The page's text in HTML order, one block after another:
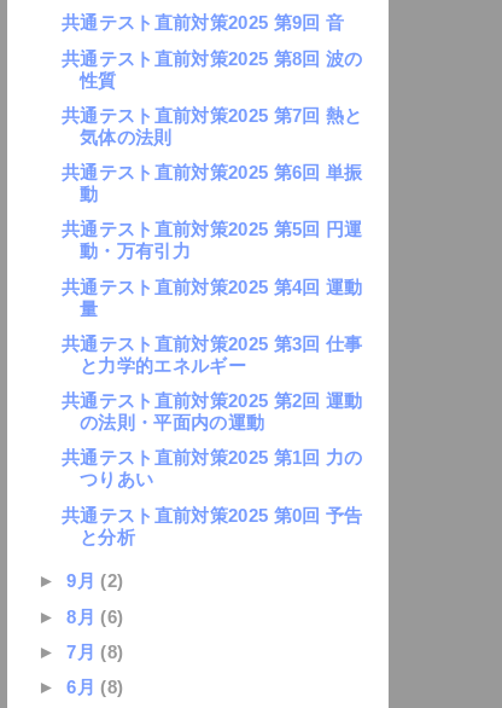
共通テスト直前対策2025 第9回 音
共通テスト直前対策2025 第8回 波の
性質
共通テスト直前対策2025 第7回 熱と
気体の法則
共通テスト直前対策2025 第6回 単振
動
共通テスト直前対策2025 第5回 円運
動・万有引力
共通テスト直前対策2025 第4回 運動
量
共通テスト直前対策2025 第3回 仕事
と力学的エネルギー
共通テスト直前対策2025 第2回 運動
の法則・平面内の運動
共通テスト直前対策2025 第1回 力の
つりあい
共通テスト直前対策2025 第0回 予告
と分析
►9月 (2)
►8月 (6)
►7月 (8)
►6月 (8)